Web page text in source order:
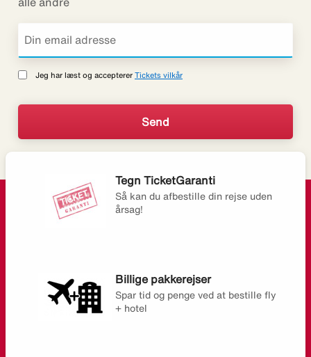
Jeg har læst og accepterer Tickets vilkår
Tegn TicketGaranti
Så kan du afbestille din rejse uden
årsag!
Billige pakkerejser
Spar tid og penge ved at bestille fly
+ hotel